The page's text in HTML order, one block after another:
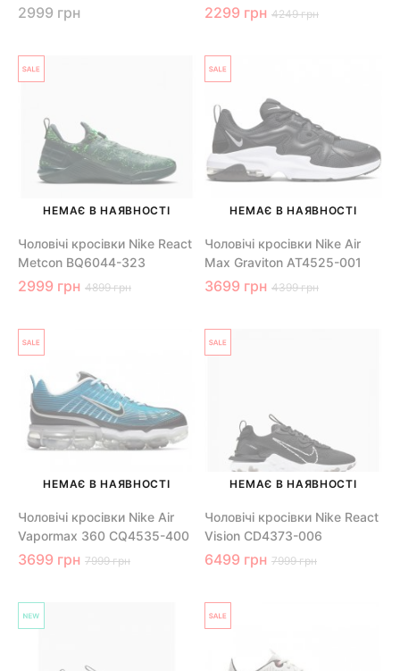
2999 грн 2299 грн 4249 грн
НЕМАЄ В НАЯВНОСТІ
Чоловічі кросівки Nike React
Metcon BQ6044-323
2999 грн 4899 грн
НЕМАЄ В НАЯВНОСТІ
Чоловічі кросівки Nike Air
Max Graviton AT4525-001
3699 грн 4399 грн
НЕМАЄ В НАЯВНОСТІ
Чоловічі кросівки Nike Air
Vapormax 360 CQ4535-400
3699 грн 7999 грн
НЕМАЄ В НАЯВНОСТІ
Чоловічі кросівки Nike React
Vision CD4373-006
6499 грн 7999 грн